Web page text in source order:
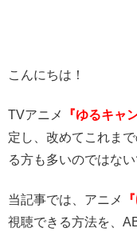
こんにちは！
TVアニメ 『ゆるキャ
定し、改めてこれま
る方も多いのではない
当記事では、アニメ
視聴できる方法を、